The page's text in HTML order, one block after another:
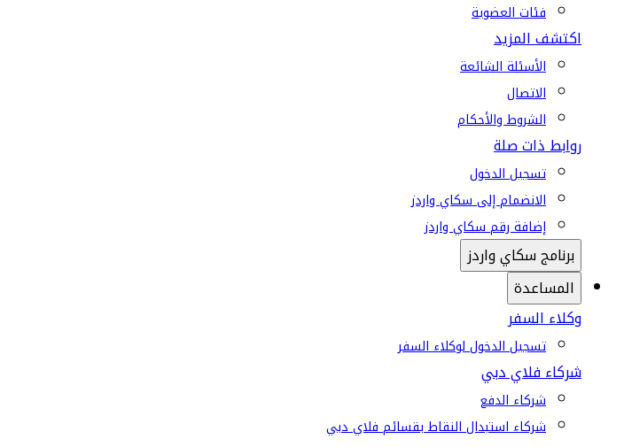
فئات العضوية
اكتشف المزيد
الأسئلة الشائعة
الاتصال
الشروط والأحكام
روابط ذات صلة
تسجيل الدخول
الانضمام إلى سكاي واردز
إضافة رقم سكاي واردز
برنامج سكاي واردز
المساعدة
وكلاء السفر
تسجيل الدخول لوكلاء السفر
شركاء فلاي دبي
شركاء الدفع
شركاء استبدال النقاط بقسائم فلاي دبي